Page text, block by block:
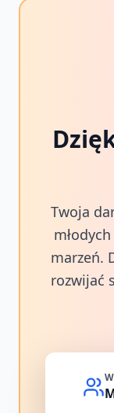
Twoja
marzeń.
rozwijać